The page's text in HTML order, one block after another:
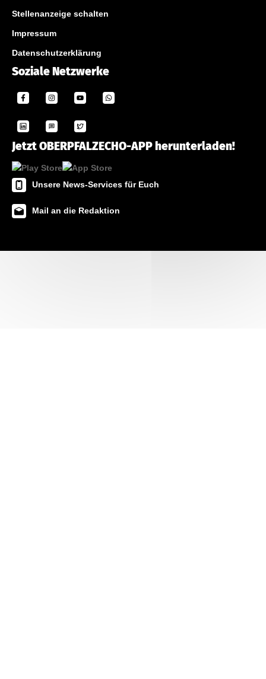
Stellenanzeige schalten
Impressum
Datenschutzerklärung
Soziale Netzwerke
Jetzt OBERPFALZECHO-APP herunterladen!
Unsere News-Services für Euch
Mail an die Redaktion